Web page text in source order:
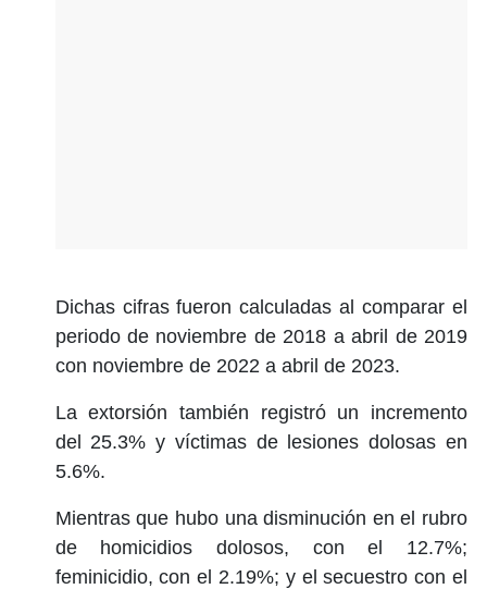
Dichas cifras fueron calculadas al comparar el
periodo de noviembre de 2018 a abril de 2019
con noviembre de 2022 a abril de 2023.
La extorsión también registró un incremento
del 25.3% y víctimas de lesiones dolosas en
5.6%.
Mientras que hubo una disminución en el rubro
de homicidios dolosos, con el 12.7%;
feminicidio, con el 2.19%; y el secuestro con el